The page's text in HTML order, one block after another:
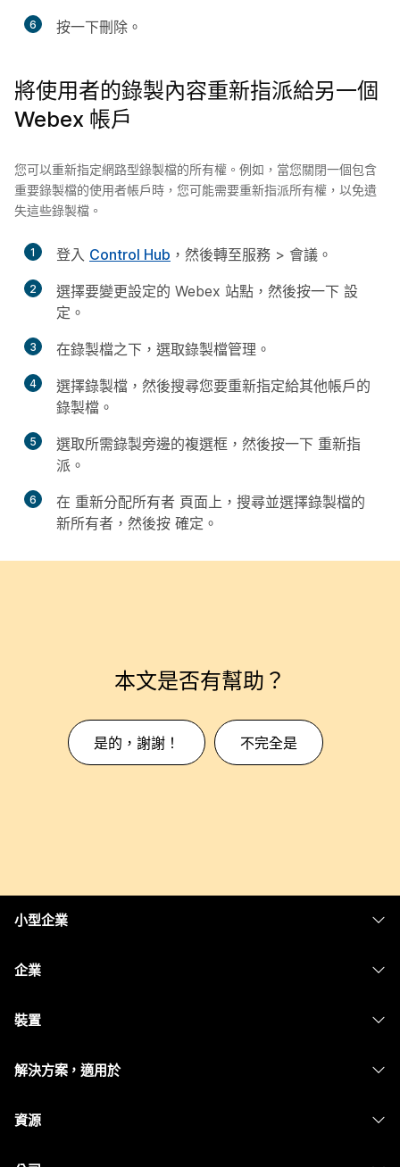
6 按一下刪除 。
將使用者的錄製內容重新指派給另一個
Webex 帳戶
您可以重新指定網路型錄製檔的所有權。例如，當您關閉一個包含
重要錄製檔的使用者帳戶時，您可能需要重新指派所有權，以免遺
失這些錄製檔。
1 登入 Control Hub ，然後轉至服務 > 會議 。
2 選擇要變更設定的 Webex 站點，然後按一下 設
定 。
3 在錄製檔之下，選取錄製檔管理 。
4 選擇錄製檔 ，然後搜尋您要重新指定給其他帳戶的
錄製檔。
5 選取所需錄製旁邊的複選框，然後按一下 重新指
派 。
6 在 重新分配所有者 頁面上，搜尋並選擇錄製檔的
新所有者，然後按 確定 。
本文是否有幫助？
是的，謝謝！ 不完全是
小型企業
企業
裝置
解決方案，適用於
資源